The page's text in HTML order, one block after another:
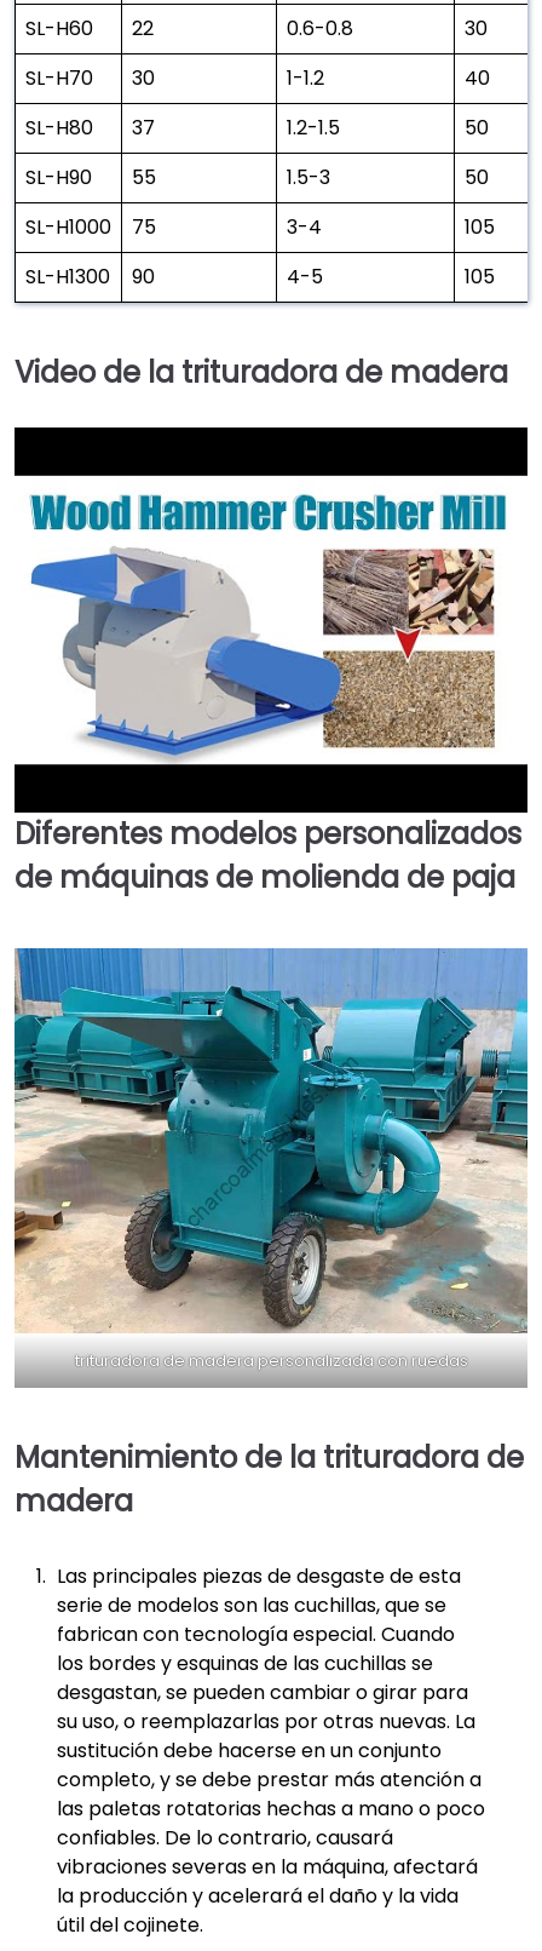
SL-H60 22 0.6-0.8
30
SL-H70
30 1-1.2
40
SL-H80
37 1.2-1.5
50
SL-H90
55 1.5-3
50
SL-H1000
75 3-4
105
SL-H1300
90 4-5 105
Video de la trituradora de madera
►
Diferentes modelos personalizados
de máquinas de molienda de paja
trituradora de madera personalizada con ruedas
Mantenimiento de la trituradora de
madera
Las principales piezas de desgaste de esta
serie de modelos son las cuchillas, que se
fabrican con tecnología especial. Cuando
los bordes y esquinas de las cuchillas se
desgastan, se pueden cambiar o girar para
su uso, o reemplazarlas por otras nuevas. La
sustitución debe hacerse en un conjunto
completo, y se debe prestar más atención a
las paletas rotatorias hechas a mano o poco
confiables. De lo contrario, causará
vibraciones severas en la máquina, afectará
la producción y acelerará el daño y la vida
útil del cojinete.